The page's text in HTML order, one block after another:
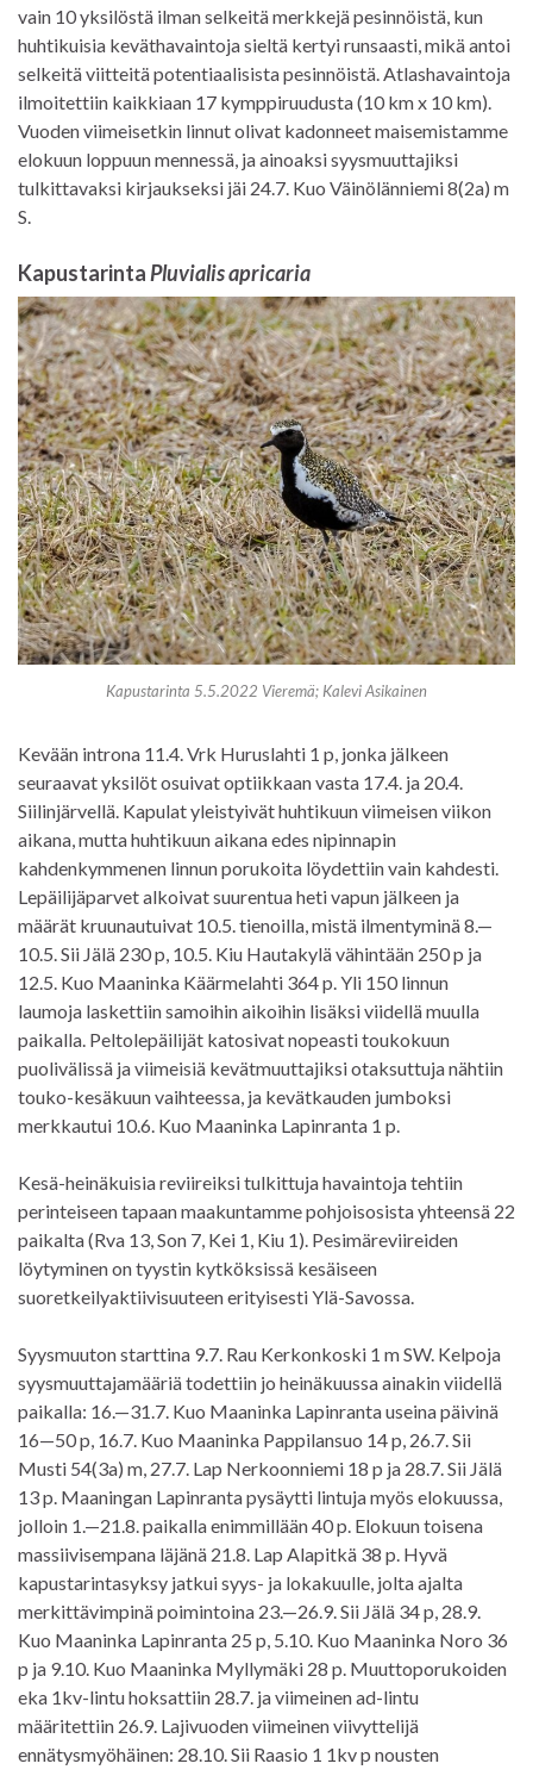
vain 10 yksilöstä ilman selkeitä merkkejä pesinnöistä, kun
huhtikuisia keväthavaintoja sieltä kertyi runsaasti, mikä antoi
selkeitä viitteitä potentiaalisista pesinnöistä. Atlashavaintoja
ilmoitettiin kaikkiaan 17 kymppiruudusta (10 km x 10 km).
Vuoden viimeisetkin linnut olivat kadonneet maisemistamme
elokuun loppuun mennessä, ja ainoaksi syysmuuttajiksi
tulkittavaksi kirjaukseksi jäi 24.7. Kuo Väinölänniemi 8(2a) m
S.
KapustarintaPluvialis apricaria
Kapustarinta 5.5.2022 Vieremä; Kalevi Asikainen
Kevään introna 11.4. Vrk Huruslahti 1 p, jonka jälkeen
seuraavat yksilöt osuivat optiikkaan vasta 17.4. ja 20.4.
Siilinjärvellä. Kapulat yleistyivät huhtikuun viimeisen viikon
aikana, mutta huhtikuun aikana edes nipinnapin
kahdenkymmenen linnun porukoita löydettiin vain kahdesti.
Lepäilijäparvet alkoivat suurentua heti vapun jälkeen ja
määrät kruunautuivat 10.5. tienoilla, mistä ilmentyminä 8.—
10.5. Sii Jälä 230 p, 10.5. Kiu Hautakylä vähintään 250 p ja
12.5. Kuo Maaninka Käärmelahti 364 p. Yli 150 linnun
laumoja laskettiin samoihin aikoihin lisäksi viidellä muulla
paikalla. Peltolepäilijät katosivat nopeasti toukokuun
puolivälissä ja viimeisiä kevätmuuttajiksi otaksuttuja nähtiin
touko-kesäkuun vaihteessa, ja kevätkauden jumboksi
merkkautui 10.6. Kuo Maaninka Lapinranta 1 p.
Kesä-heinäkuisia reviireiksi tulkittuja havaintoja tehtiin
perinteiseen tapaan maakuntamme pohjoisosista yhteensä 22
paikalta (Rva 13, Son 7, Kei 1, Kiu 1). Pesimäreviireiden
löytyminen on tyystin kytköksissä kesäiseen
suoretkeilyaktiivisuuteen erityisesti Ylä-Savossa.
Syysmuuton starttina 9.7. Rau Kerkonkoski 1 m SW. Kelpoja
syysmuuttajamääriä todettiin jo heinäkuussa ainakin viidellä
paikalla: 16.—31.7. Kuo Maaninka Lapinranta useina päivinä
16—50 p, 16.7. Kuo Maaninka Pappilansuo 14 p, 26.7. Sii
Musti 54(3a) m, 27.7. Lap Nerkoonniemi 18 p ja 28.7. Sii Jälä
13 p. Maaningan Lapinranta pysäytti lintuja myös elokuussa,
jolloin 1.—21.8. paikalla enimmillään 40 p. Elokuun toisena
massiivisempana läjänä 21.8. Lap Alapitkä 38 p. Hyvä
kapustarintasyksy jatkui syys- ja lokakuulle, jolta ajalta
merkittävimpinä poimintoina 23.—26.9. Sii Jälä 34 p, 28.9.
Kuo Maaninka Lapinranta 25 p, 5.10. Kuo Maaninka Noro 36
p ja 9.10. Kuo Maaninka Myllymäki 28 p. Muuttoporukoiden
eka 1kv-lintu hoksattiin 28.7. ja viimeinen ad-lintu
määritettiin 26.9. Lajivuoden viimeinen viivyttelijä
ennätysmyöhäinen: 28.10. Sii Raasio 1 1kv p nousten